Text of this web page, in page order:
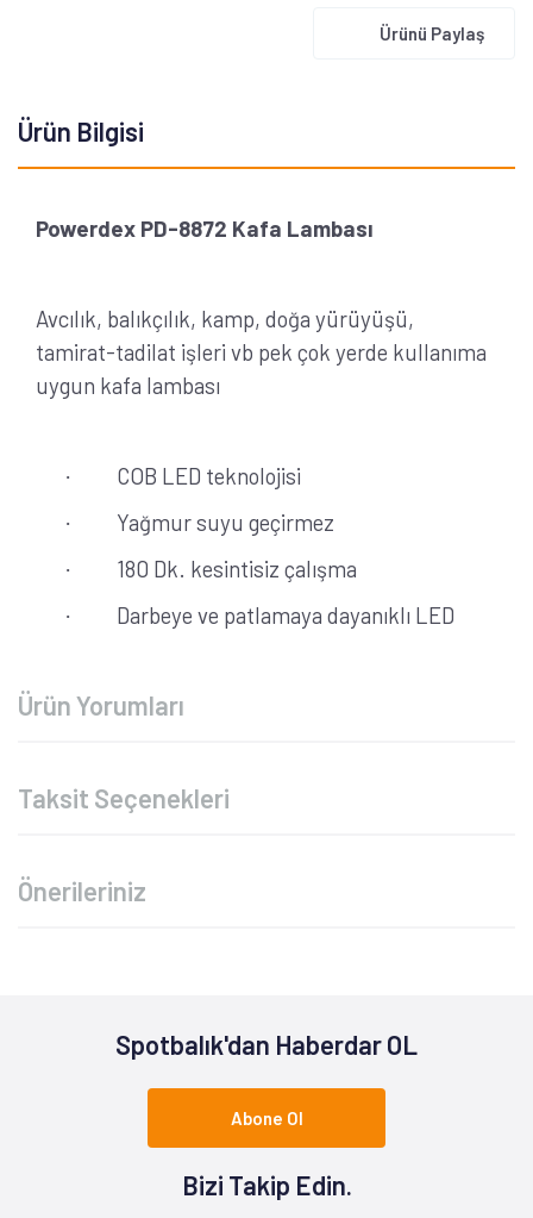
Ürünü Paylaş
Ürün Bilgisi
Powerdex PD-8872 Kafa Lambası
Avcılık, balıkçılık, kamp, doğa yürüyüşü,
tamirat-tadilat işleri vb pek çok yerde kullanıma
uygun kafa lambası
· COB LED teknolojisi
· Yağmur suyu geçirmez
· 180 Dk. kesintisiz çalışma
· Darbeye ve patlamaya dayanıklı LED
Ürün Yorumları
Taksit Seçenekleri
Önerileriniz
Spotbalık'dan Haberdar OL
Abone Ol
Bizi Takip Edin.